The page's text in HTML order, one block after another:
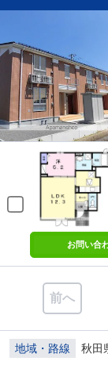
お問い合
前へ
地域・路線 秋田